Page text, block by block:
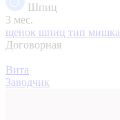
Шпиц
3 мес.
щенок шпиц тип мишка
Договорная
Вита
Заводчик